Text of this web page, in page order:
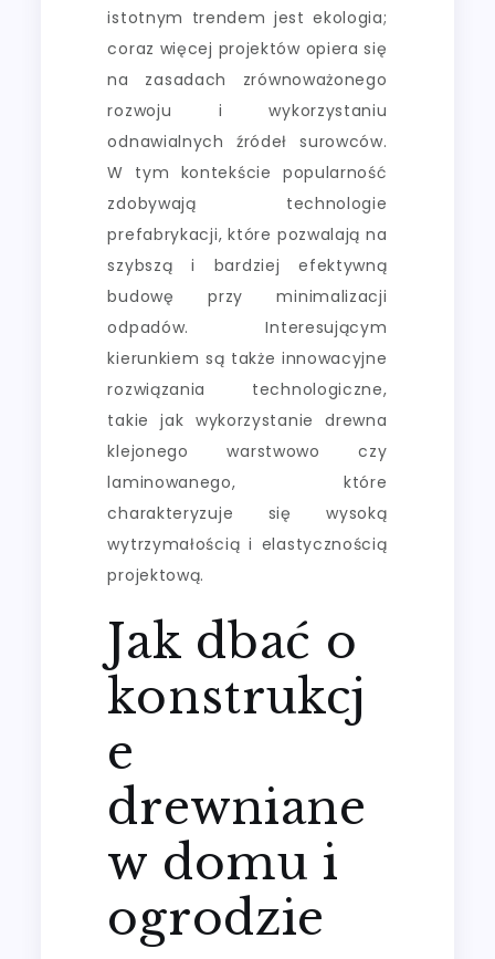
istotnym trendem jest ekologia;
coraz więcej projektów opiera się
na zasadach zrównoważonego
rozwoju i wykorzystaniu
odnawialnych źródeł surowców.
W tym kontekście popularność
zdobywają technologie
prefabrykacji, które pozwalają na
szybszą i bardziej efektywną
budowę przy minimalizacji
odpadów. Interesującym
kierunkiem są także innowacyjne
rozwiązania technologiczne,
takie jak wykorzystanie drewna
klejonego warstwowo czy
laminowanego, które
charakteryzuje się wysoką
wytrzymałością i elastycznością
projektową.
Jak dbać o
konstrukcj
e
drewniane
w domu i
ogrodzie